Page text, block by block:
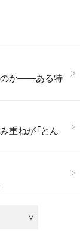
のか——ある特
重ねが「とん